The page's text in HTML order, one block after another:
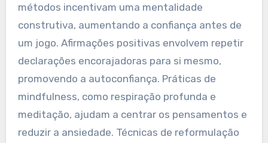
métodos incentivam uma mentalidade
construtiva, aumentando a confiança antes de
um jogo. Afirmações positivas envolvem repetir
declarações encorajadoras para si mesmo,
promovendo a autoconfiança. Práticas de
mindfulness, como respiração profunda e
meditação, ajudam a centrar os pensamentos e
reduzir a ansiedade. Técnicas de reformulação